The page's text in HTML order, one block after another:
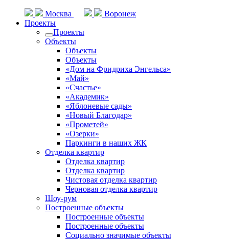
Москва
Воронеж
Проекты
Проекты
Объекты
Объекты
Объекты
«Дом на Фридриха Энгельса»
«Май»
«Счастье»
«Академик»
«Яблоневые сады»
«Новый Благодар»
«Прометей»
«Озерки»
Паркинги в наших ЖК
Отделка квартир
Отделка квартир
Отделка квартир
Чистовая отделка квартир
Черновая отделка квартир
Шоу-рум
Построенные объекты
Построенные объекты
Построенные объекты
Социально значимые объекты